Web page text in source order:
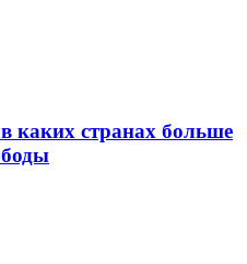
каких странах больше